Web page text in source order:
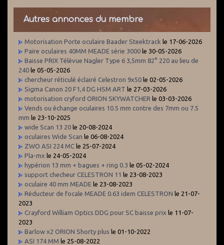
Autres annonces du membre
Motorisation Porte oculaire Baader Steektrack le 17-06-2026
Paire oculaires 40MM MEADE série 3000 le 30-05-2026
Baisse PRIX Télévue Nagler Type 6 3,5mm 82° 220 au lieu de
240 le 05-05-2026
chercheur réticulé éclairé Celestron 9x50 le 02-05-2026
Sigma Canon 20 F1,4 DG HSM ART le 27-03-2026
motorisation cryford ORION SKYWATCHER le 03-03-2026
Vends ou échange oculaires 10.5 mm contre des 7mm ou 7.5
mm le 23-10-2025
wide Scan 13 20 le 20-08-2024
oculaires Wide Scan le 06-08-2024
ZWO ASI 224 MC le 25-07-2024
Pla-mx le 24-05-2024
hypérion 13 mm + bagues + ring 0.3 le 05-02-2024
support checheur CELESTRON 11 le 23-08-2023
oculaire 40 mm MEADE le 23-08-2023
Réducteur de focale MEADE 0.63 idem CELESTRON le 21-07-
2023
Crayford William Optics DDG pour SC baisse prix le 11-07-
2023
Barlow x2 ORION Shorty plus le 01-10-2022
ASI 174 MM le 25-08-2022